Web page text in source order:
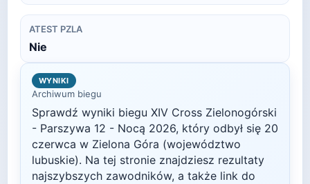
ATEST PZLA
Nie
WYNIKI
Archiwum biegu
Sprawdź wyniki biegu XIV Cross Zielonogórski
- Parszywa 12 - Nocą 2026, który odbył się 20
czerwca w Zielona Góra (województwo
lubuskie). Na tej stronie znajdziesz rezultaty
najszybszych zawodników, a także link do